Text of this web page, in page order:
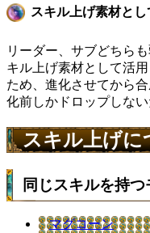
スキル上げ素材とし
リーダー、サブどちら
キル上げ素材として活
ため、進化させてから
化前しかドロップしない
スキル上げに
同じスキルを持
マグコーン